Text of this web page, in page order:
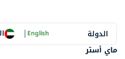
الدولة |English
ماي أستر